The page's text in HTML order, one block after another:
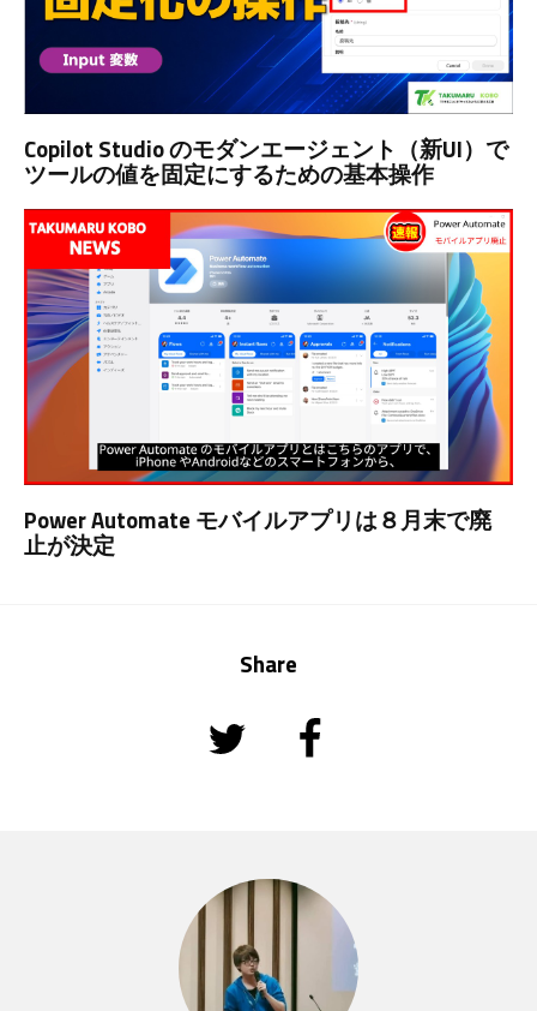
Copilot Studio のモダンエージェント（新UI）で
ツールの値を固定にするための基本操作
Power Automate モバイルアプリは８月末で廃
止が決定
Share